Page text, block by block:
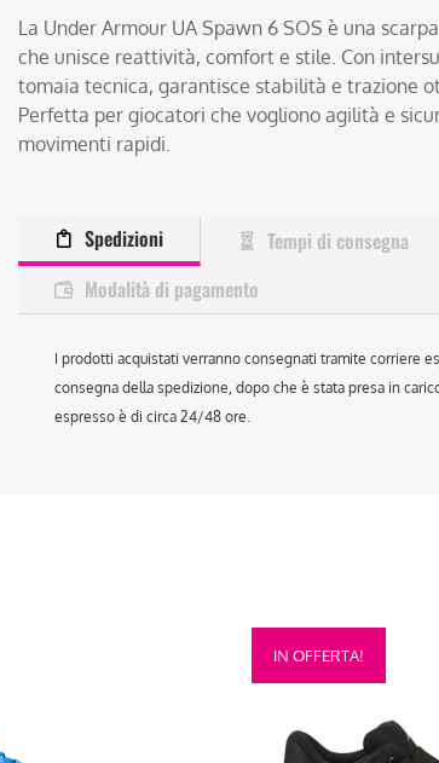
La Under Armour UA Spawn 6 SOS è una
che unisce reattività, comfort e stile. Con
tomaia tecnica, garantisce stabilità e trazione
Perfetta per giocatori che vogliono agilità e
movimenti rapidi.
Spedizioni
Tempi di consegna
Modalità di pagamento
I prodotti acquistati verranno consegnati tramite corriere
consegna della spedizione, dopo che è stata presa in
espresso è di circa 24/48 ore.
IN OFFERTA!
Questo
prodotto
varianti.